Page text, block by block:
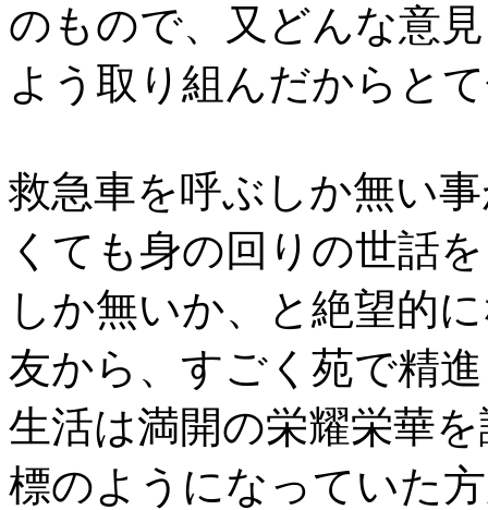
のもので、又どんな意
よう取り組んだからと
救急車を呼ぶしか無い
くても身の回りの世話
しか無いか、と絶望的
友から、すごく苑で精
生活は満開の栄耀栄華
標のようになっていた